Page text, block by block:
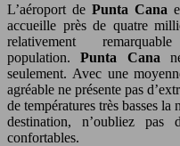
L’aéroport dePunta Cana
accueille près de quatre
relativement
population.Punta Cana
seulement. Avec une
agréable ne présente pas
de températures très basses
destination, n’oubliez pas
confortables.